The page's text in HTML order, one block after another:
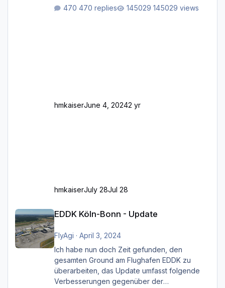
zugemauert sind. Niederräder Brücke
470 replies 145029 views
hmkaiserJune 4, 20242 yr
hmkaiserJuly 28Jul 28
EDDK Köln-Bonn - Update
FlyAgi · April 3, 2024
Ich habe nun doch Zeit gefunden, den
gesamten Ground am Flughafen EDDK zu
überarbeiten, das Update umfasst folgende
Verbesserungen gegenüber der